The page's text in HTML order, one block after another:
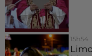
15h54